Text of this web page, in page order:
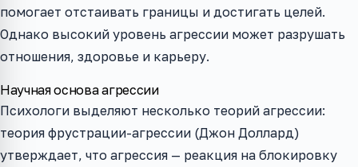
помогает отстаивать границы и достигать целей.
Однако высокий уровень агрессии может разрушать
отношения, здоровье и карьеру.
Научная основа агрессии
Психологи выделяют несколько теорий агрессии:
теория фрустрации-агрессии (Джон Доллард)
утверждает, что агрессия — реакция на блокировку